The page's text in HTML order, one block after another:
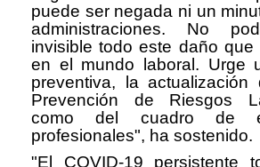
puede ser negada ni un
administraciones. No
invisible todo este daño que
en el mundo laboral. Urge
preventiva, la
Prevención de Riesgos
como del cuadro de
profesionales", ha sostenido.
"El COVID-19 persistente